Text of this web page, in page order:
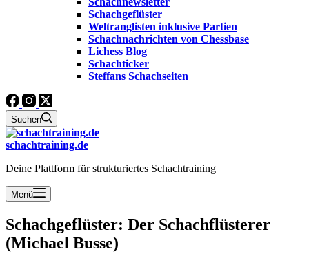
Schachgeflüster
Weltranglisten inklusive Partien
Schachnachrichten von Chessbase
Lichess Blog
Schachticker
Steffans Schachseiten
Suchen
schachtraining.de
Deine Plattform für strukturiertes Schachtraining
Menü
Schachgeflüster: Der Schachflüsterer
(Michael Busse)